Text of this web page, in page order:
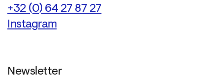
+32 (0) 64 27 87 27
Instagram
Newsletter